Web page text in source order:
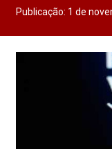
Publicação: 1 de